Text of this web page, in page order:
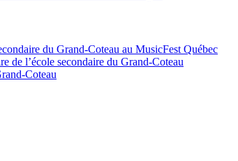
du Grand-Coteau au MusicFest Québec
de l’école secondaire du Grand-Coteau
Coteau